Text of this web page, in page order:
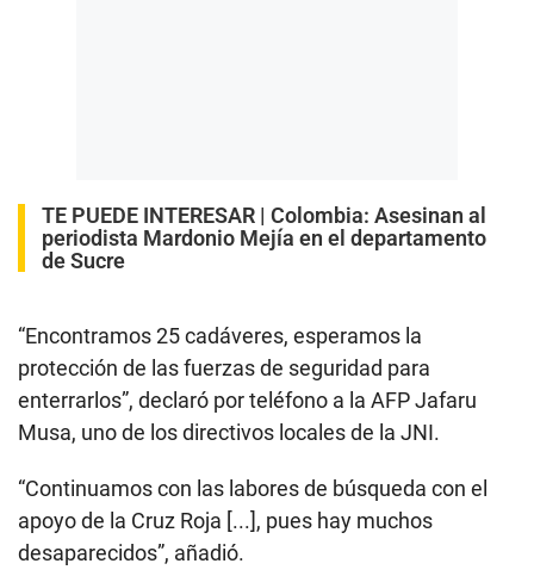
TE PUEDE INTERESAR | Colombia: Asesinan al
periodista Mardonio Mejía en el departamento
de Sucre
“Encontramos 25 cadáveres, esperamos la
protección de las fuerzas de seguridad para
enterrarlos”, declaró por teléfono a la AFP Jafaru
Musa, uno de los directivos locales de la JNI.
“Continuamos con las labores de búsqueda con el
apoyo de la Cruz Roja [...], pues hay muchos
desaparecidos”, añadió.